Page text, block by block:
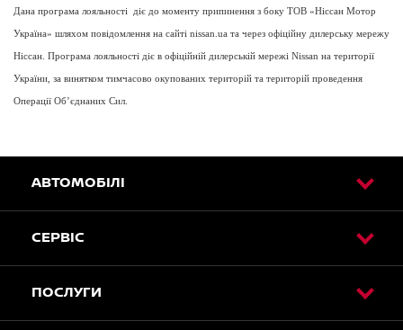
Дана програма лояльності діє до моменту припинення з боку ТОВ «Ніссан Мотор
Україна» шляхом повідомлення на сайті nissan.ua та через офіційну дилерську мережу
Ніссан. Програма лояльності діє в офіційній дилерській мережі Nissan на території
України, за винятком тимчасово окупованих територій та територій проведення
Операції Об’єднаних Сил.
АВТОМОБІЛІ
СЕРВІС
ПОСЛУГИ